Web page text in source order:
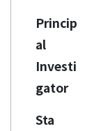
Princip
al
Investi
gator
Sta